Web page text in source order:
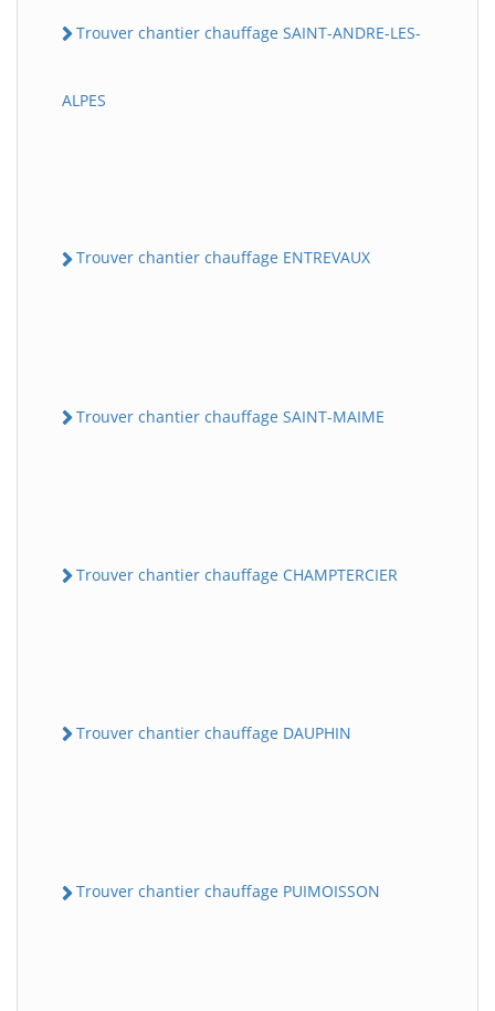
Trouver chantier chauffage SAINT-ANDRE-LES-
ALPES
Trouver chantier chauffage ENTREVAUX
Trouver chantier chauffage SAINT-MAIME
Trouver chantier chauffage CHAMPTERCIER
Trouver chantier chauffage DAUPHIN
Trouver chantier chauffage PUIMOISSON